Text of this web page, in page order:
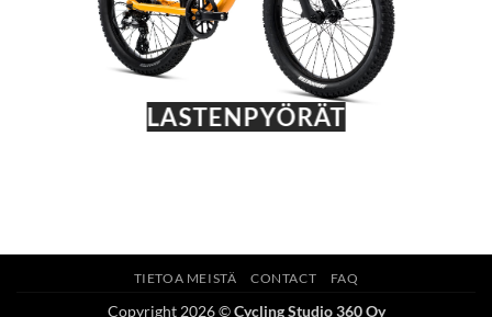
LASTENPYÖRÄT
TIETOA MEISTÄ CONTACT FAQ
Copyright 2026 ©Cycling Studio 360 Oy